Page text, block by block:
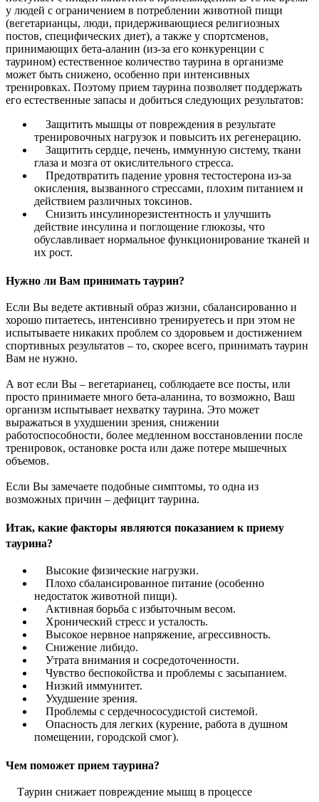
у людей с ограничением в потреблении животной пищи
(вегетарианцы, люди, придерживающиеся религиозных
постов, специфических диет), а также у спортсменов,
принимающих бета-аланин (из-за его конкуренции с
таурином) естественное количество таурина в организме
может быть снижено, особенно при интенсивных
тренировках. Поэтому прием таурина позволяет поддержать
его естественные запасы и добиться следующих результатов:
Защитить мышцы от повреждения в результате
тренировочных нагрузок и повысить их регенерацию.
Защитить сердце, печень, иммунную систему, ткани
глаза и мозга от окислительного стресса.
Предотвратить падение уровня тестостерона из-за
окисления, вызванного стрессами, плохим питанием и
действием различных токсинов.
Снизить инсулинорезистентность и улучшить
действие инсулина и поглощение глюкозы, что
обуславливает нормальное функционирование тканей и
их рост.
Нужно ли Вам принимать таурин?
Если Вы ведете активный образ жизни, сбалансированно и
хорошо питаетесь, интенсивно тренируетесь и при этом не
испытываете никаких проблем со здоровьем и достижением
спортивных результатов – то, скорее всего, принимать таурин
Вам не нужно.
А вот если Вы – вегетарианец, соблюдаете все посты, или
просто принимаете много бета-аланина, то возможно, Ваш
организм испытывает нехватку таурина. Это может
выражаться в ухудшении зрения, снижении
работоспособности, более медленном восстановлении после
тренировок, остановке роста или даже потере мышечных
объемов.
Если Вы замечаете подобные симптомы, то одна из
возможных причин – дефицит таурина.
Итак, какие факторы являются показанием к приему
таурина?
Высокие физические нагрузки.
Плохо сбалансированное питание (особенно
недостаток животной пищи).
Активная борьба с избыточным весом.
Хронический стресс и усталость.
Высокое нервное напряжение, агрессивность.
Снижение либидо.
Утрата внимания и сосредоточенности.
Чувство беспокойства и проблемы с засыпанием.
Низкий иммунитет.
Ухудшение зрения.
Проблемы с сердечнососудистой системой.
Опасность для легких (курение, работа в душном
помещении, городской смог).
Чем поможет прием таурина?
Таурин снижает повреждение мышц в процессе